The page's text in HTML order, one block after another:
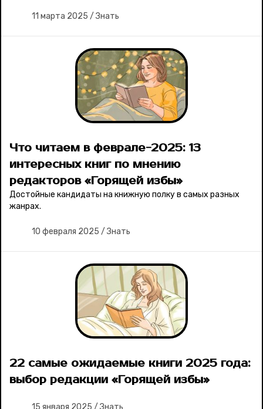
11 марта 2025 / Знать
Что читаем в феврале-2025: 13
интересных книг по мнению
редакторов «Горящей избы»
Достойные кандидаты на книжную полку в самых разных
жанрах.
10 февраля 2025 / Знать
22 самые ожидаемые книги 2025 года:
выбор редакции «Горящей избы»
15 января 2025 / Знать